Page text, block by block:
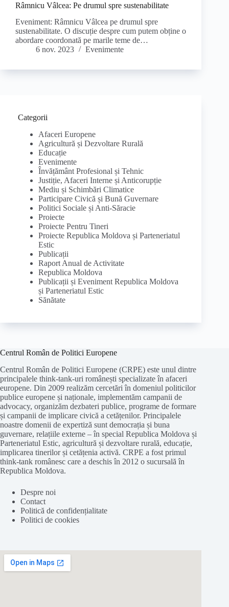
Râmnicu Vâlcea: Pe drumul spre sustenabilitate
Eveniment: Râmnicu Vâlcea pe drumul spre
sustenabilitate. O discuție despre cum putem obține o
abordare coordonată pe marile teme de…
6 nov. 2023
Evenimente
Categorii
Afaceri Europene
Agricultură și Dezvoltare Rurală
Educație
Evenimente
Învățământ Profesional și Tehnic
Justiție, Afaceri Interne și Anticorupție
Mediu și Schimbări Climatice
Participare Civică și Bună Guvernare
Politici Sociale și Anti-Săracie
Proiecte
Proiecte Pentru Tineri
Proiecte Republica Moldova și Parteneriatul
Estic
Publicații
Raport Anual de Activitate
Republica Moldova
Publicații și Eveniment Republica Moldova
și Parteneriatul Estic
Sănătate
Centrul Român de Politici Europene
Centrul Român de Politici Europene (CRPE) este unul dintre
principalele think-tank-uri românești specializate în afaceri
europene. Din 2009 realizăm cercetări în domeniul politicilor
publice europene și naționale, implementăm campanii de
advocacy, organizăm dezbateri publice, programe de formare
și campanii de implicare civică a cetățenilor. Principalele
noastre domenii de expertiză sunt democrația și buna
guvernare, relațiile externe – în special Republica Moldova și
Parteneriatul Estic, agricultură și dezvoltare rurală, educație,
implicarea tinerilor și cetățenia activă. CRPE a fost primul
think-tank românesc care a deschis în 2012 o sucursală în
Republica Moldova.
Despre noi
Contact
Politică de confidențialitate
Politici de cookies